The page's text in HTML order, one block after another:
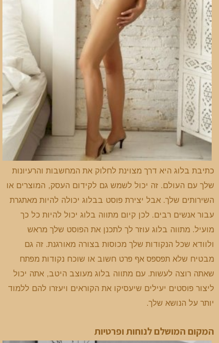
כתיבת בלוג היא דרך מצוינת לחלוק את המחשבות והרעיונות
שלך עם העולם. זה יכול לשמש גם לקידום העסק, המוצרים או
השירותים שלך. אבל יצירת פוסט בבלוג יכולה להיות מאתגרת
עבור אנשים רבים. לכן קיום מתווה בלוג יכול להיות כל כך
מועיל. מתווה בלוג עוזר לך לתכנן את הפוסט שלך מראש
ולוודא שכל הנקודות שלך מכוסות בצורה מאורגנת. זה גם
מבטיח שלא תפספס אף פרט חשוב או שוכח נקודות מפתח
שאתה רוצה לעשות. עם מתווה בלוג מעוצב היטב, אתה יכול
ליצור פוסטים יעילים שיעסיקו את הקוראים ויעזרו להם ללמוד
יותר על הנושא שלך.
המקום המושלם לנוחות ופרטיות